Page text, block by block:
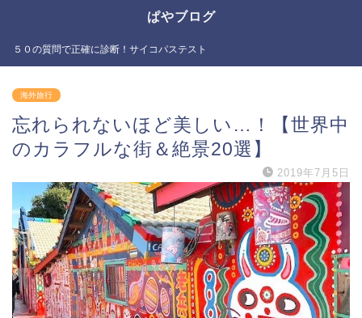
ぱやブログ
５０の質問で正確に診断！サイコパステスト
海外旅行
忘れられないほど美しい…！【世界中
のカラフルな街＆絶景20選】
2019年7月5日